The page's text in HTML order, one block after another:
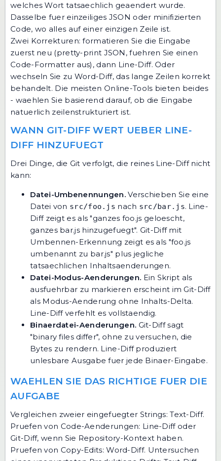
welches Wort tatsaechlich geaendert wurde.
Dasselbe fuer einzeiliges JSON oder minifizierten
Code, wo alles auf einer einzigen Zeile ist.
Zwei Korrekturen: formatieren Sie die Eingabe
zuerst neu (pretty-print JSON, fuehren Sie einen
Code-Formatter aus), dann Line-Diff. Oder
wechseln Sie zu Word-Diff, das lange Zeilen korrekt
behandelt. Die meisten Online-Tools bieten beides
- waehlen Sie basierend darauf, ob die Eingabe
natuerlich zeilenstrukturiert ist.
WANN GIT-DIFF WERT UEBER LINE-
DIFF HINZUFUEGT
Drei Dinge, die Git verfolgt, die reines Line-Diff nicht
kann:
Datei-Umbenennungen. Verschieben Sie eine
Datei von src/foo.js nach src/bar.js. Line-
Diff zeigt es als "ganzes foo.js geloescht,
ganzes bar.js hinzugefuegt". Git-Diff mit
Umbennen-Erkennung zeigt es als "foo.js
umbenannt zu bar.js" plus jegliche
tatsaechlichen Inhaltsaenderungen.
Datei-Modus-Aenderungen. Ein Skript als
ausfuehrbar zu markieren erscheint im Git-Diff
als Modus-Aenderung ohne Inhalts-Delta.
Line-Diff verfehlt es vollstaendig.
Binaerdatei-Aenderungen. Git-Diff sagt
"binary files differ", ohne zu versuchen, die
Bytes zu rendern. Line-Diff produziert
unlesbare Ausgabe fuer jede Binaer-Eingabe.
WAEHLEN SIE DAS RICHTIGE FUER DIE
AUFGABE
Vergleichen zweier eingefuegter Strings: Text-Diff.
Pruefen von Code-Aenderungen: Line-Diff oder
Git-Diff, wenn Sie Repository-Kontext haben.
Pruefen von Copy-Edits: Word-Diff. Untersuchen